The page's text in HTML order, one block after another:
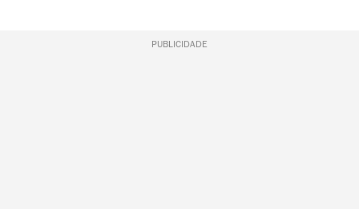
PUBLICIDADE